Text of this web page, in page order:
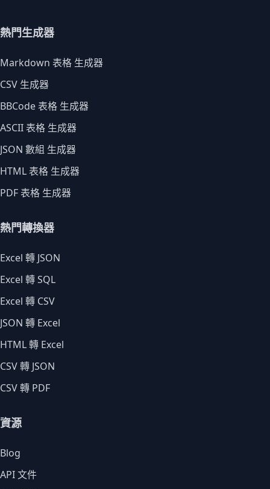
熱門生成器
Markdown 表格 生成器
CSV 生成器
BBCode 表格 生成器
ASCII 表格 生成器
JSON 數組 生成器
HTML 表格 生成器
PDF 表格 生成器
熱門轉換器
Excel 轉 JSON
Excel 轉 SQL
Excel 轉 CSV
JSON 轉 Excel
HTML 轉 Excel
CSV 轉 JSON
CSV 轉 PDF
資源
Blog
API 文件